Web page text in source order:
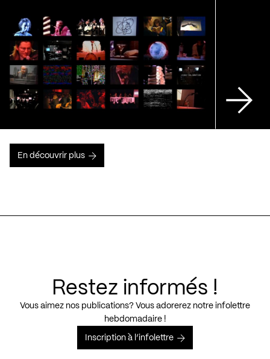
En découvrir plus
Restez informés !
Vous aimez nos publications? Vous adorerez notre infolettre
hebdomadaire !
Inscription à l’infolettre